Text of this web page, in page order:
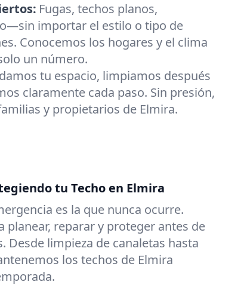
Fugas, techos planos,
importar el estilo o tipo de
Conocemos los hogares y el clima
un número.
tu espacio, limpiamos después
claramente cada paso. Sin presión,
y propietarios de Elmira.
tu Techo en Elmira
es la que nunca ocurre.
planear, reparar y proteger antes de
Desde limpieza de canaletas hasta
los techos de Elmira